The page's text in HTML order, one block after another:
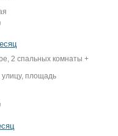
2 спальных комнаты +
улицу, площадь